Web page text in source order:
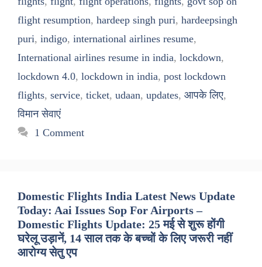
flight resumption, hardeep singh puri, hardeepsingh
puri, indigo, international airlines resume,
International airlines resume in india, lockdown,
lockdown 4.0, lockdown in india, post lockdown
flights, service, ticket, udaan, updates, आपके लिए,
विमान सेवाएं
1 Comment
Domestic Flights India Latest News Update
Today: Aai Issues Sop For Airports –
Domestic Flights Update: 25 मई से शुरू होंगी
घरेलू उड़ानें, 14 साल तक के बच्चों के लिए जरूरी नहीं
आरोग्य सेतु एप